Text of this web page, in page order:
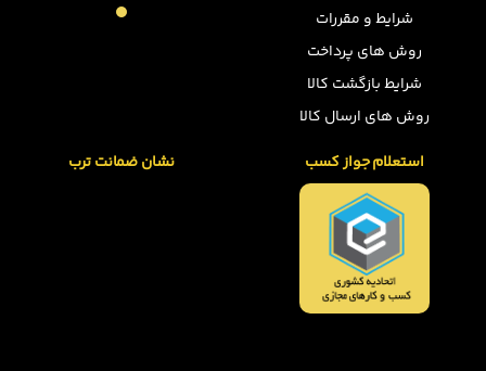
شرایط و مقررات
روش های پرداخت
شرایط بازگشت کالا
روش های ارسال کالا
استعلام جواز کسب نشان ضمانت ترب